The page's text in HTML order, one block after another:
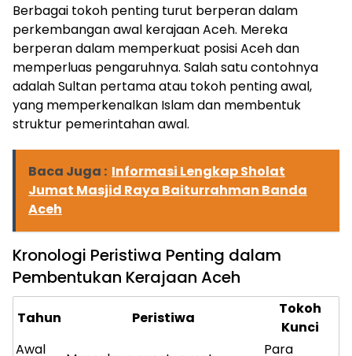
Berbagai tokoh penting turut berperan dalam
perkembangan awal kerajaan Aceh. Mereka
berperan dalam memperkuat posisi Aceh dan
memperluas pengaruhnya. Salah satu contohnya
adalah Sultan pertama atau tokoh penting awal,
yang memperkenalkan Islam dan membentuk
struktur pemerintahan awal.
Baca Juga : Informasi Lengkap Sholat
Jumat Masjid Raya Baiturrahman Banda
Aceh
Kronologi Peristiwa Penting dalam
Pembentukan Kerajaan Aceh
Tahun Peristiwa
Tokoh
Kunci
Awal
Para